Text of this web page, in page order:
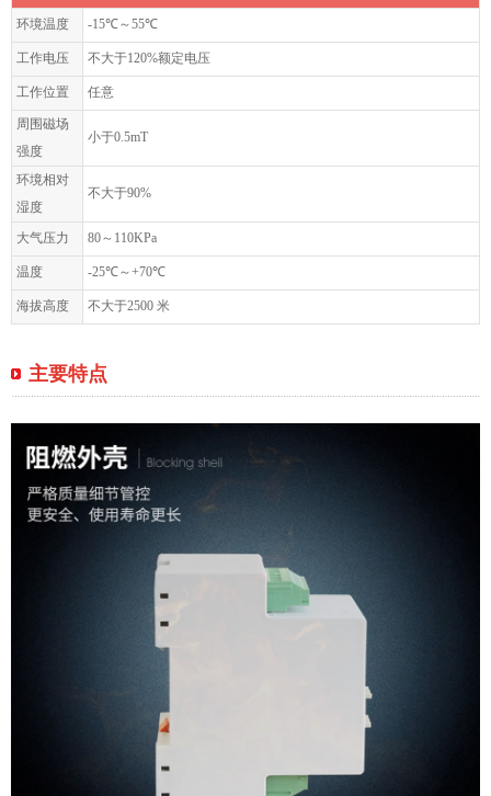
环境温度 -15℃～55℃
工作电压 不大于120%额定电压
工作位置 任意
周围磁场
强度
小于0.5mT
环境相对
湿度
不大于90%
大气压力 80～110KPa
温度 -25℃～+70℃
海拔高度 不大于2500 米
主要特点